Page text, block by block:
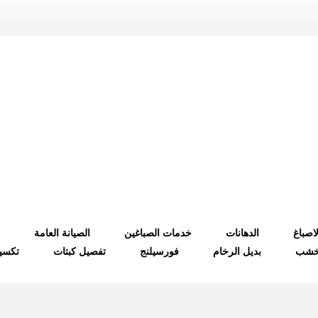
الدهانات خدمات الصباغين
الصيانة العامة
بديل الرخام فورسيلنج تفصيل كبتات